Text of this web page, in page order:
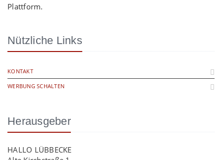
Plattform.
Nützliche Links
KONTAKT
WERBUNG SCHALTEN
Herausgeber
HALLO LÜBBECKE